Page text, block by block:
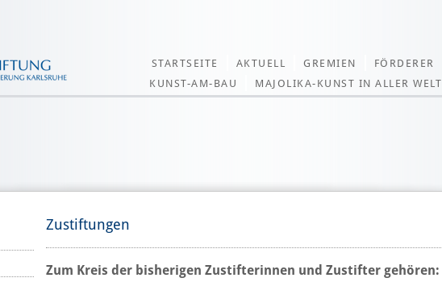
STARTSEITE AKTUELL GREMIEN FÖRDERER
KUNST-AM-BAU
MAJOLIKA-KUNST IN ALLER WELT
Zustiftungen
Zum Kreis der bisherigen Zustifterinnen und Zustifter gehören: